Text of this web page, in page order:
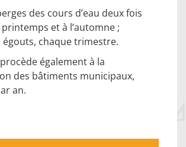
des cours d’eau deux fois
et à l’automne ;
égouts, chaque trimestre.
également à la
des bâtiments municipaux,
an.